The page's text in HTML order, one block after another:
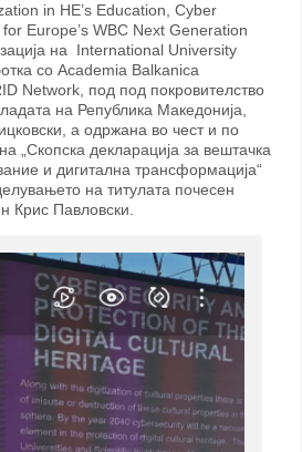
in HE’s Education, Cyber
Europe’s WBC Next Generation
на International University
со Academia Balkanica
Network, под под покровителство
на Република Македонија,
а одржана во чест и по
„Скопска декларација за вештачка
и дигитална трансформација“
на титулата почесен
Крис Павловски.